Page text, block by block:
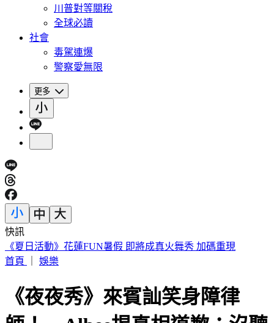
川普對等關稅
全球必讀
社會
毒駕連爆
警察愛無限
更多
快訊
快訊／警報狂響！大雷雨炸半小時 北北桃注意9級強陣風、
強降雨
《夜夜秀》來賓訕笑身障律